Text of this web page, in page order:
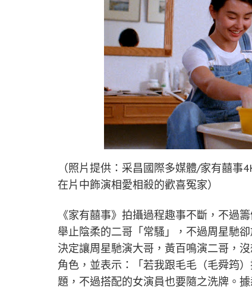
（照片提供：采昌國際多媒體/家有囍事
在片中飾演相愛相殺的歡喜冤家）
《家有囍事》拍攝過程趣事不斷，不過
舉止陰柔的二哥「常騷」，不過周星馳
決定讓周星馳演大哥，黃百鳴演二哥，
角色，並表示：「若我跟毛毛（毛舜筠
題，不過搭配的女演員也要隨之洗牌。